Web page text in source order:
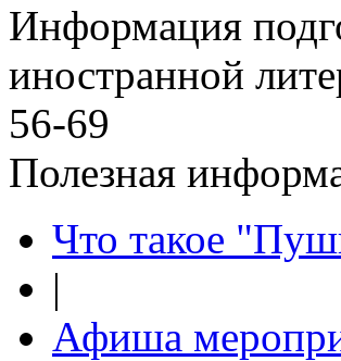
Информация
иностранной
56-69
Полезная
Что такое
|
Афиша